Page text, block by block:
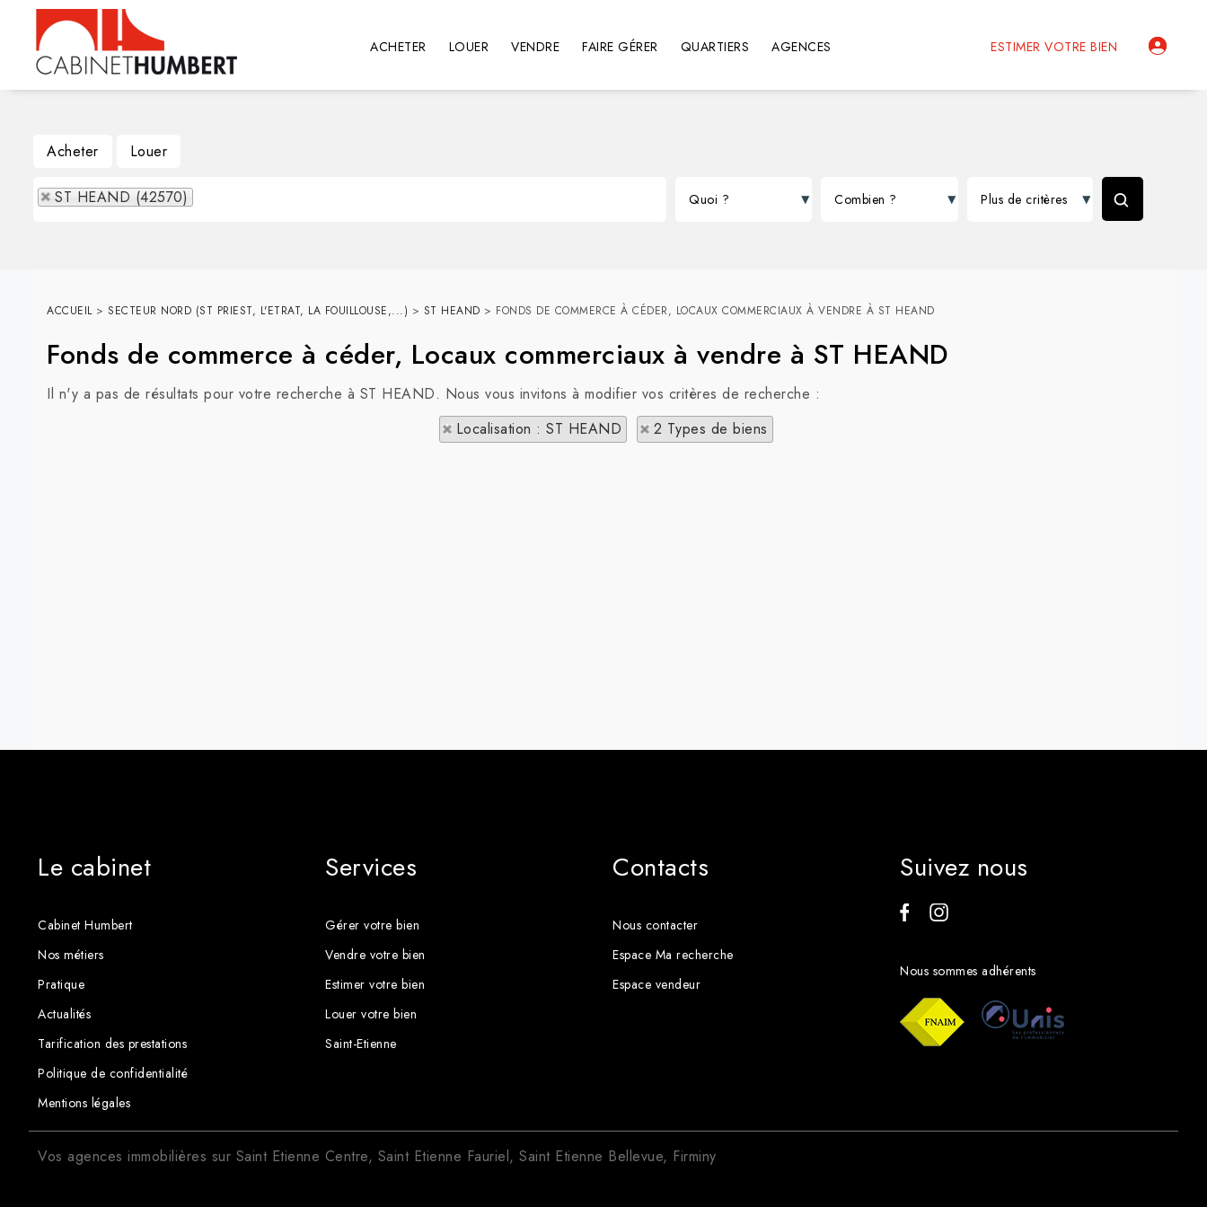
ESTIMER VOTRE BIEN
ACHETER LOUER VENDRE FAIRE GÉRER QUARTIERS AGENCES
Acheter Louer
ST HEAND (42570)
ACCUEIL> SECTEUR NORD (ST PRIEST, L'ETRAT, LA FOUILLOUSE,...) > ST HEAND > FONDS DE COMMERCE À CÉDER, LOCAUX COMMERCIAUX À VENDRE À ST HEAND
Fonds de commerce à céder, Locaux commerciaux à vendre à ST HEAND
Il n'y a pas de résultats pour votre recherche à ST HEAND. Nous vous invitons à modifier vos critères de recherche :
Localisation : ST HEAND
2 Types de biens
Le cabinet
Cabinet Humbert
Nos métiers
Pratique
Actualités
Tarification des prestations
Politique de confidentialité
Mentions légales
Services
Gérer votre bien
Vendre votre bien
Estimer votre bien
Louer votre bien
Saint-Etienne
Contacts
Nous contacter
Espace Ma recherche
Espace vendeur
Suivez nous
Nous sommes adhérents
Vos agences immobilières sur Saint Etienne Centre, Saint Etienne Fauriel, Saint Etienne Bellevue, Firminy